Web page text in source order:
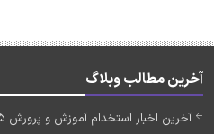
آخرین مطالب وبلاگ
آخرین اخبار استخدام آموزش و پرورش 1405 (به زودی)